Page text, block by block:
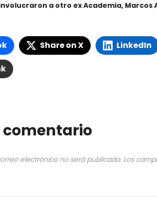
a otro ex Academia, Marcos
Share on X LinkedIn
comentario
electrónico no será publicada. Los